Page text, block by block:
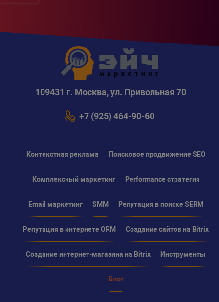
109431 г. Москва, ул. Привольная 70
+7 (925) 464-90-60
Контекстная реклама Поисковое продвижение SEO
Комплексный маркетинг Performance стратегия
Email маркетинг SMM Репутация в поиске SERM
Репутация в интернете ORM Создание сайтов на Bitrix
Создание интернет-магазина на Bitrix Инструменты
Блог